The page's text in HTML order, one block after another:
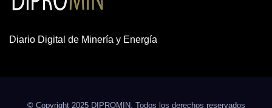
Diario Digital de Minería y Energía
© Copyright 2025 DIPROMIN. Todos los derechos reservados